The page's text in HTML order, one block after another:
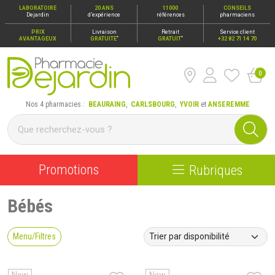
LABORATOIRE
Dejardin
20 ANS
d’expérience
11000
références
CONSEILS
pharmaciens
PRIX
AVANTAGEUX
Livraison
GRATUITE*
Retrait
GRATUIT*
Service client
+32 82 71 14 70
Pharmacie Dejardin Nos 4 pharmacies : Beauraing,
0
Nos 4 pharmacies : BEAURAING, CARLSBOURG,YVOIRetANSEREMME
Promotions Rubriques
Bébés
Menu/Filtres